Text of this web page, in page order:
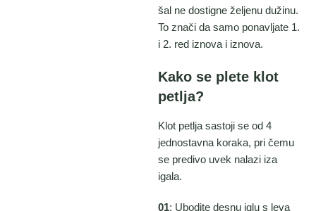
šal ne dostigne željenu dužinu.
To znači da samo ponavljate 1.
i 2. red iznova i iznova.
Kako se plete klot
petlja?
Klot petlja sastoji se od 4
jednostavna koraka, pri čemu
se predivo uvek nalazi iza
igala.
01: Ubodite desnu iglu s leva